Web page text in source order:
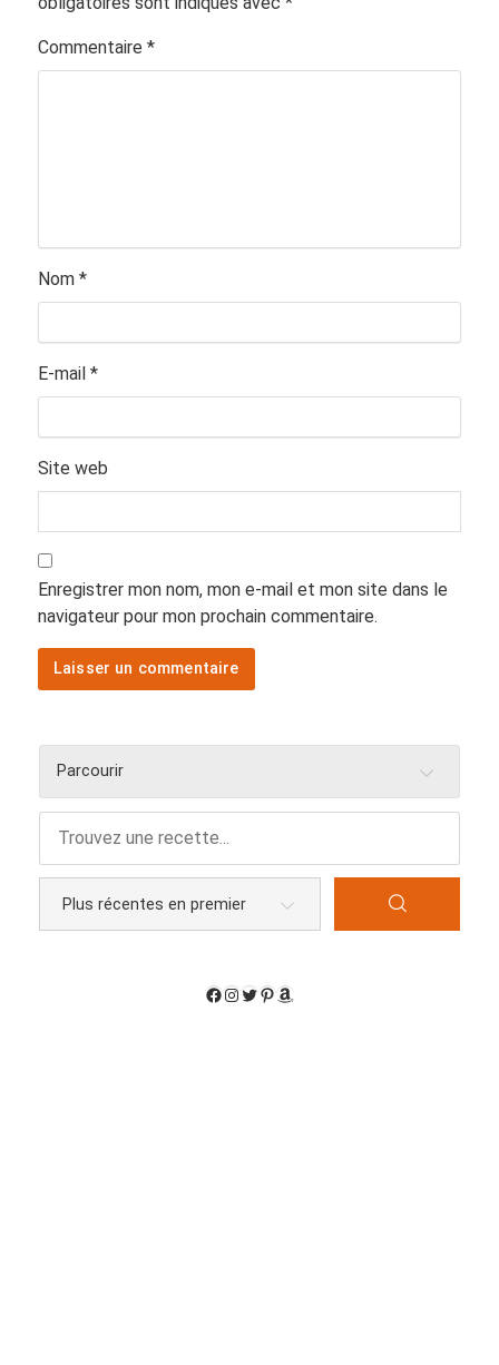
Commentaire *
Nom *
E-mail *
Site web
Enregistrer mon nom, mon e-mail et mon site dans le
navigateur pour mon prochain commentaire.
Parcourir